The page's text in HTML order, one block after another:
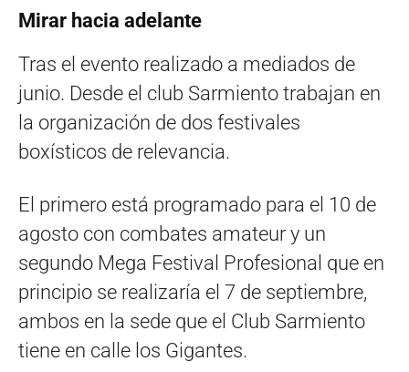
Mirar hacia adelante
Tras el evento realizado a mediados de
junio. Desde el club Sarmiento trabajan en
la organización de dos festivales
boxísticos de relevancia.
El primero está programado para el 10 de
agosto con combates amateur y un
segundo Mega Festival Profesional que en
principio se realizaría el 7 de septiembre,
ambos en la sede que el Club Sarmiento
tiene en calle los Gigantes.